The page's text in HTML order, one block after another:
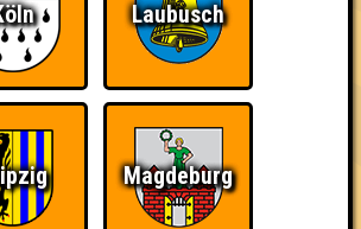
Ich war da, vor 3000
Jahren
Da-Da Da! Da-Da Da!
Laubusch
Magdeburg